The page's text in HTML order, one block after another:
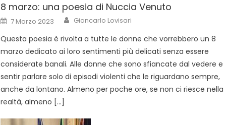
8 marzo: una poesia di Nuccia Venuto
7 Marzo 2023 Giancarlo Lovisari
Questa poesia è rivolta a tutte le donne che vorrebbero un 8
marzo dedicato ai loro sentimenti più delicati senza essere
considerate banali. Alle donne che sono sfiancate dal vedere e
sentir parlare solo di episodi violenti che le riguardano sempre,
anche da lontano. Almeno per poche ore, se non ci riesce nella
realtà, almeno […]